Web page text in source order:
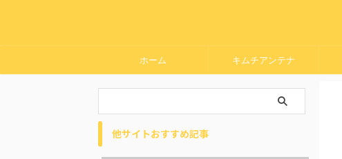
ホーム キムチアンテナ
他サイトおすすめ記事